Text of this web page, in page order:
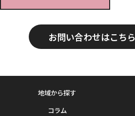
お問い合わせはこちら
地域から探す
コラム